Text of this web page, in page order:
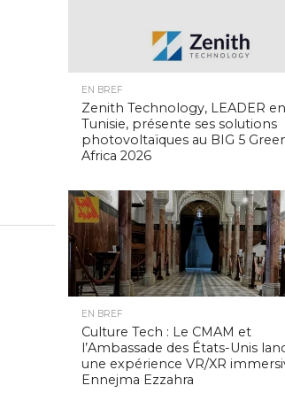
EN BREF
Zenith Technology, LEADER en
Tunisie, présente ses solutions
photovoltaïques au BIG 5
Africa 2026
EN BREF
Culture Tech : Le CMAM et
l’Ambassade des États-Unis
une expérience VR/XR
Ennejma Ezzahra